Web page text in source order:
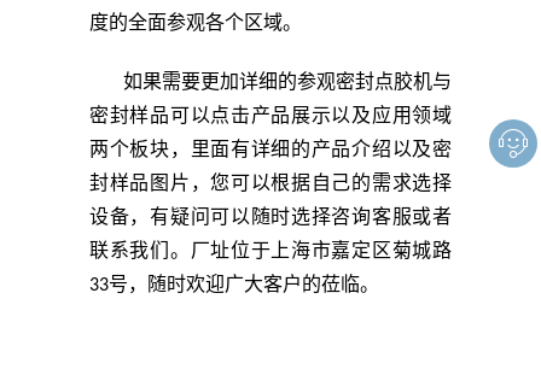
度的全面参观各个区域。
如果需要更加详细的参观密封点胶机与
密封样品可以点击产品展示以及应用领域
两个板块，里面有详细的产品介绍以及密
封样品图片，您可以根据自己的需求选择
设备，有疑问可以随时选择咨询客服或者
联系我们。厂址位于上海市嘉定区菊城路
33号，随时欢迎广大客户的莅临。